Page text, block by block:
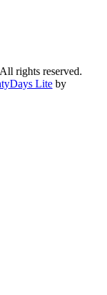
rights reserved.
Lite by